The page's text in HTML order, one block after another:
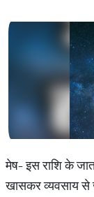
मेष- इस राशि के
खासकर व्यवसाय से